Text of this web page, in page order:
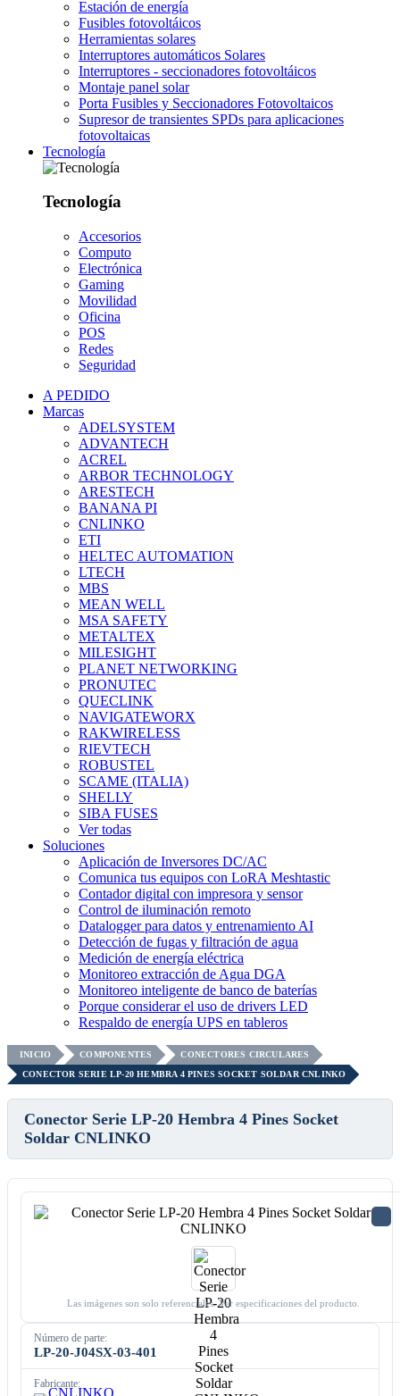
Estación de energía
Fusibles fotovoltáicos
Herramientas solares
Interruptores automáticos Solares
Interruptores - seccionadores fotovoltáicos
Montaje panel solar
Porta Fusibles y Seccionadores Fotovoltaicos
Supresor de transientes SPDs para aplicaciones
fotovoltaicas
Tecnología
Tecnología
Accesorios
Computo
Electrónica
Gaming
Movilidad
Oficina
POS
Redes
Seguridad
A PEDIDO
Marcas
ADELSYSTEM
ADVANTECH
ACREL
ARBOR TECHNOLOGY
ARESTECH
BANANA PI
CNLINKO
ETI
HELTEC AUTOMATION
LTECH
MBS
MEAN WELL
MSA SAFETY
METALTEX
MILESIGHT
PLANET NETWORKING
PRONUTEC
QUECLINK
NAVIGATEWORX
RAKWIRELESS
RIEVTECH
ROBUSTEL
SCAME (ITALIA)
SHELLY
SIBA FUSES
Ver todas
Soluciones
Aplicación de Inversores DC/AC
Comunica tus equipos con LoRA Meshtastic
Contador digital con impresora y sensor
Control de iluminación remoto
Datalogger para datos y entrenamiento AI
Detección de fugas y filtración de agua
Medición de energía eléctrica
Monitoreo extracción de Agua DGA
Monitoreo inteligente de banco de baterías
Porque considerar el uso de drivers LED
Respaldo de energía UPS en tableros
INICIO COMPONENTES
CONECTORES CIRCULARES
CONECTOR SERIE LP-20 HEMBRA 4 PINES SOCKET SOLDAR CNLINKO
Conector Serie LP-20 Hembra 4 Pines Socket
Soldar CNLINKO
Las imágenes son solo referenciales. Ver especificaciones del producto.
Número de parte:
LP-20-J04SX-03-401
Fabricante: